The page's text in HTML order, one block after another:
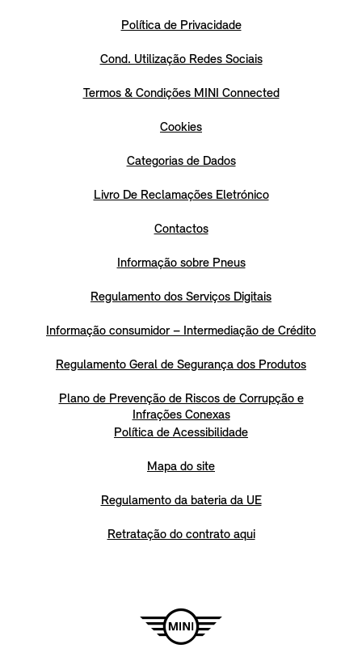
Política de Privacidade
Cond. Utilização Redes Sociais
Termos & Condições MINI Connected
Cookies
Categorias de Dados
Livro De Reclamações Eletrónico
Contactos
Informação sobre Pneus
Regulamento dos Serviços Digitais
Informação consumidor – Intermediação de Crédito
Regulamento Geral de Segurança dos Produtos
Plano de Prevenção de Riscos de Corrupção e
Infrações Conexas
Política de Acessibilidade
Mapa do site
Regulamento da bateria da UE
Retratação do contrato aqui